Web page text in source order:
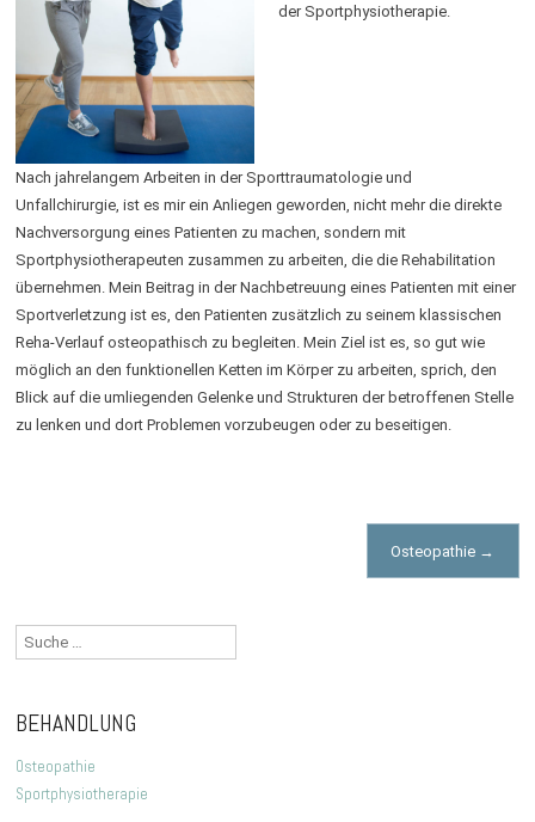
der Sportphysiotherapie.
Nach jahrelangem Arbeiten in der Sporttraumatologie und
Unfallchirurgie, ist es mir ein Anliegen geworden, nicht mehr die direkte
Nachversorgung eines Patienten zu machen, sondern mit
Sportphysiotherapeuten zusammen zu arbeiten, die die Rehabilitation
übernehmen. Mein Beitrag in der Nachbetreuung eines Patienten mit einer
Sportverletzung ist es, den Patienten zusätzlich zu seinem klassischen
Reha-Verlauf osteopathisch zu begleiten. Mein Ziel ist es, so gut wie
möglich an den funktionellen Ketten im Körper zu arbeiten, sprich, den
Blick auf die umliegenden Gelenke und Strukturen der betroffenen Stelle
zu lenken und dort Problemen vorzubeugen oder zu beseitigen.
Osteopathie →
Suche
nach:
BEHANDLUNG
Osteopathie
Sportphysiotherapie